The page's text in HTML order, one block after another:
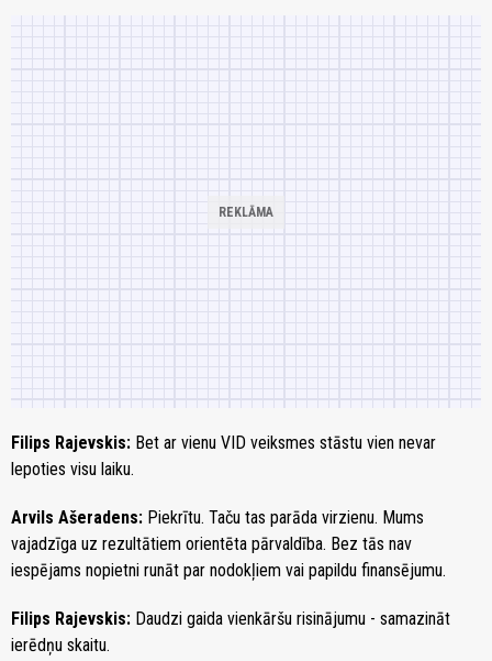
Filips Rajevskis: Bet ar vienu VID veiksmes stāstu vien nevar
lepoties visu laiku.
Arvils Ašeradens: Piekrītu. Taču tas parāda virzienu. Mums
vajadzīga uz rezultātiem orientēta pārvaldība. Bez tās nav
iespējams nopietni runāt par nodokļiem vai papildu finansējumu.
Filips Rajevskis: Daudzi gaida vienkāršu risinājumu - samazināt
ierēdņu skaitu.